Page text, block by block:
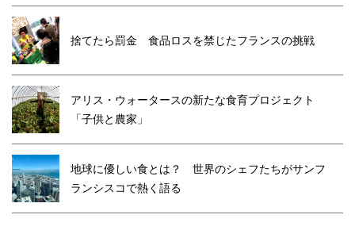
捨てたら罰金 食品ロスを禁じたフランスの挑戦
アリス・ウォータースの新たな食育プロジェクト
「子供と農家」
地球に優しい食とは？ 世界のシェフたちがサンフ
ランシスコで熱く語る